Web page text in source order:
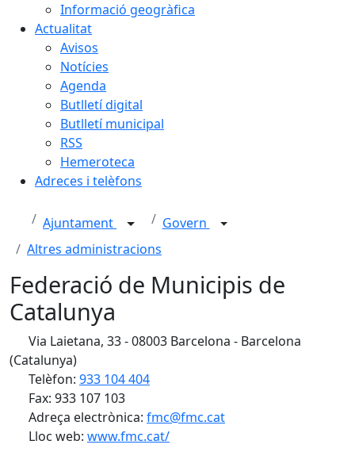
Informació geogràfica
Actualitat
Avisos
Notícies
Agenda
Butlletí digital
Butlletí municipal
RSS
Hemeroteca
Adreces i telèfons
Ajuntament
Govern
Altres administracions
Federació de Municipis de
Catalunya
Via Laietana, 33 - 08003 Barcelona - Barcelona
(Catalunya)
Telèfon: 933 104 404
Fax: 933 107 103
Adreça electrònica: fmc@fmc.cat
Lloc web: www.fmc.cat/